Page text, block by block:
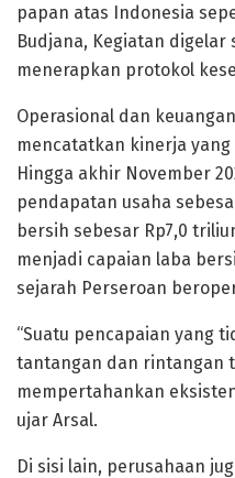
papan atas Indonesia
Budjana, Kegiatan
menerapkan protokol
Operasional dan
mencatatkan kinerja
Hingga akhir November
pendapatan usaha
bersih sebesar Rp7,0
menjadi capaian laba
sejarah Perseroan
“Suatu pencapaian yang
tantangan dan rintangan
mempertahankan
ujar Arsal.
Di sisi lain, perusahaan